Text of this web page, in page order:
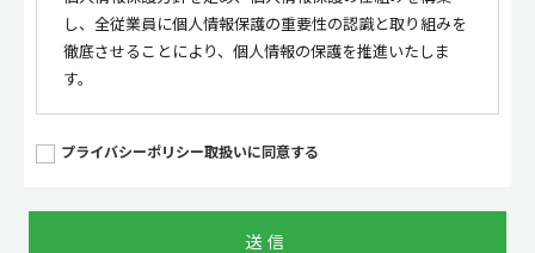
し、全従業員に個人情報保護の重要性の認識と取り組みを
徹底させることにより、個人情報の保護を推進いたしま
す。
ち、個人情報への不正アクセス・紛失・破損・改ざん・漏
洩などを防止するため、セキュリティーシステムの維持・
プライバシーポリシー取扱いに同意する